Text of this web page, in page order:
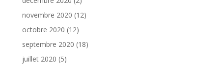
novembre 2020 (12)
octobre 2020 (12)
septembre 2020 (18)
juillet 2020 (5)